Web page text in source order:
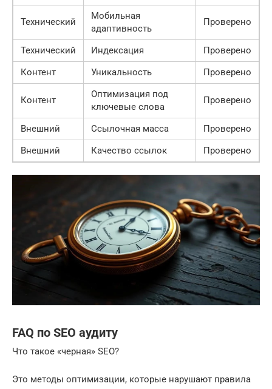
Технический
Мобильная
адаптивность
Проверено
Технический Индексация
Проверено
Контент
Уникальность Проверено
Контент
Оптимизация под
ключевые слова
Проверено
Внешний Ссылочная масса
Проверено
Внешний
Качество ссылок Проверено
FAQ по SEO аудиту
Что такое «черная» SEO?
Это методы оптимизации, которые нарушают правила